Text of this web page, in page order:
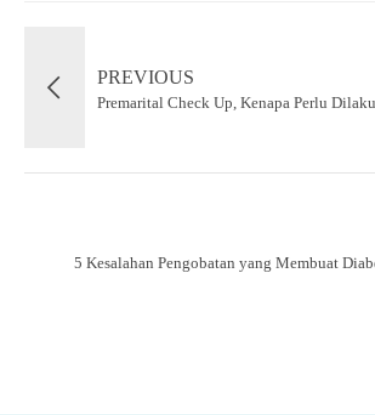
PREVIOUS
Premarital Check Up, Kenapa Perlu
5 Kesalahan Pengobatan yang Membuat